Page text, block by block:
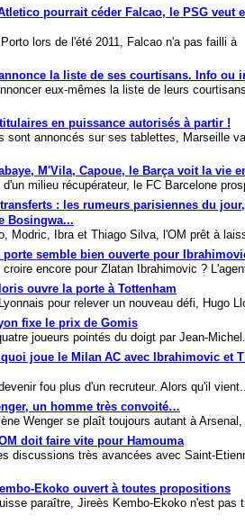
pourrait céder Falcao, le PSG veut
lors de l'été 2011, Falcao n'a pas failli à
annonce la liste de ses courtisans. Info ou
eux-mêmes la liste de leurs
en puissance autorisés à partir !
sont annoncés sur ses tablettes, Marseille va
M'Vila, Capoue, le Barça voit la vie
milieu récupérateur, le FC Barcelone
: les rumeurs parisiennes du
Bosingwa...
Modric, Ibra et Thiago Silva, l'OM prêt à
porte semble bien ouverte pour
encore pour Zlatan Ibrahimovic ?
ouvre la porte à Tottenham
pour relever un nouveau défi, Hugo
fixe le prix de Gomis
joueurs pointés du doigt par Jean-
quoi joue le Milan AC avec Ibrahimovic et
fou plus d'un recruteur. Alors qu'il
un homme très convoité…
Wenger se plaît toujours autant à
doit faire vite pour Hamouma
discussions très avancées avec Saint-
Ekoko ouvert à toutes propositions
paraître, Jireès Kembo-Ekoko n'est pas